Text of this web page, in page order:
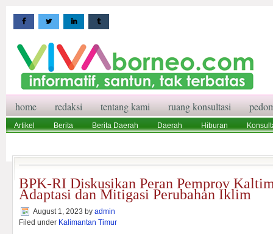
home redaksi tentang kami ruang konsultasi
Artikel Berita Berita Daerah Daerah Hiburan
BPK-RI Diskusikan Peran Pemprov
Adaptasi dan Mitigasi Perubahan Iklim
August 1, 2023 by admin
Filed under Kalimantan Timur